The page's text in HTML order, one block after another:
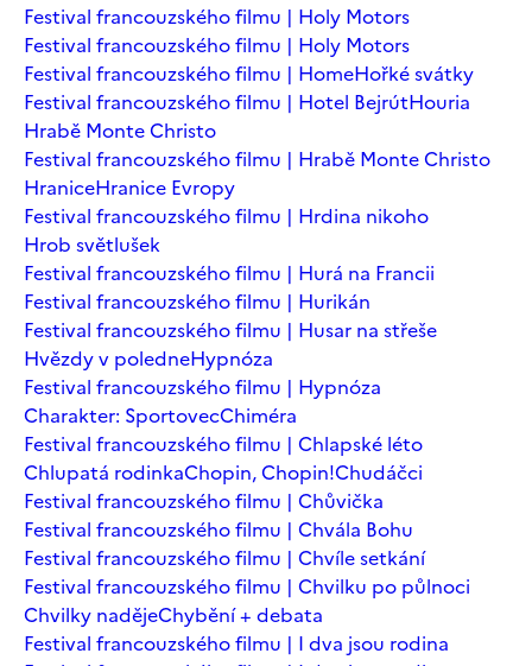
Festival francouzského filmu | Holy Motors
Festival francouzského filmu | Holy Motors
Festival francouzského filmu | HomeHořké svátky
Festival francouzského filmu | Hotel BejrútHouria
Hrabě Monte Christo
Festival francouzského filmu | Hrabě Monte Christo
HraniceHranice Evropy
Festival francouzského filmu | Hrdina nikoho
Hrob světlušek
Festival francouzského filmu | Hurá na Francii
Festival francouzského filmu | Hurikán
Festival francouzského filmu | Husar na střeše
Hvězdy v poledneHypnóza
Festival francouzského filmu | Hypnóza
Charakter: SportovecChiméra
Festival francouzského filmu | Chlapské léto
Chlupatá rodinkaChopin, Chopin!Chudáčci
Festival francouzského filmu | Chůvička
Festival francouzského filmu | Chvála Bohu
Festival francouzského filmu | Chvíle setkání
Festival francouzského filmu | Chvilku po půlnoci
Chvilky nadějeChybění + debata
Festival francouzského filmu | I dva jsou rodina